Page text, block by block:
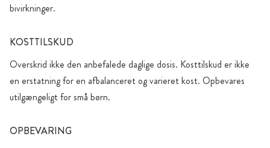
bivirkninger.
KOSTTILSKUD
Overskrid ikke den anbefalede daglige dosis. Kosttilskud er ikke
en erstatning for en afbalanceret og varieret kost. Opbevares
utilgængeligt for små børn.
OPBEVARING